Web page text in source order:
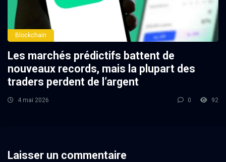
Blockchain
Les marchés prédictifs battent de
nouveaux records, mais la plupart des
traders perdent de l’argent
4 mai 2026 0 92
Laisser un commentaire